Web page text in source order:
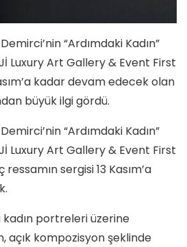
“Ardımdaki Kadın”
Luxury Art Gallery & Event First
kadar devam edecek olan
büyük ilgi gördü.
“Ardımdaki Kadın”
Luxury Art Gallery & Event First
ressamın sergisi 13 Kasım’a
kadın portreleri üzerine
açık kompozisyon şeklinde